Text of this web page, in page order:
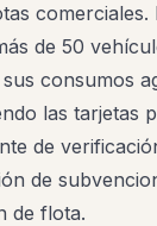
comerciales.
de 50
consumos
las tarjetas
de
de
de flota.